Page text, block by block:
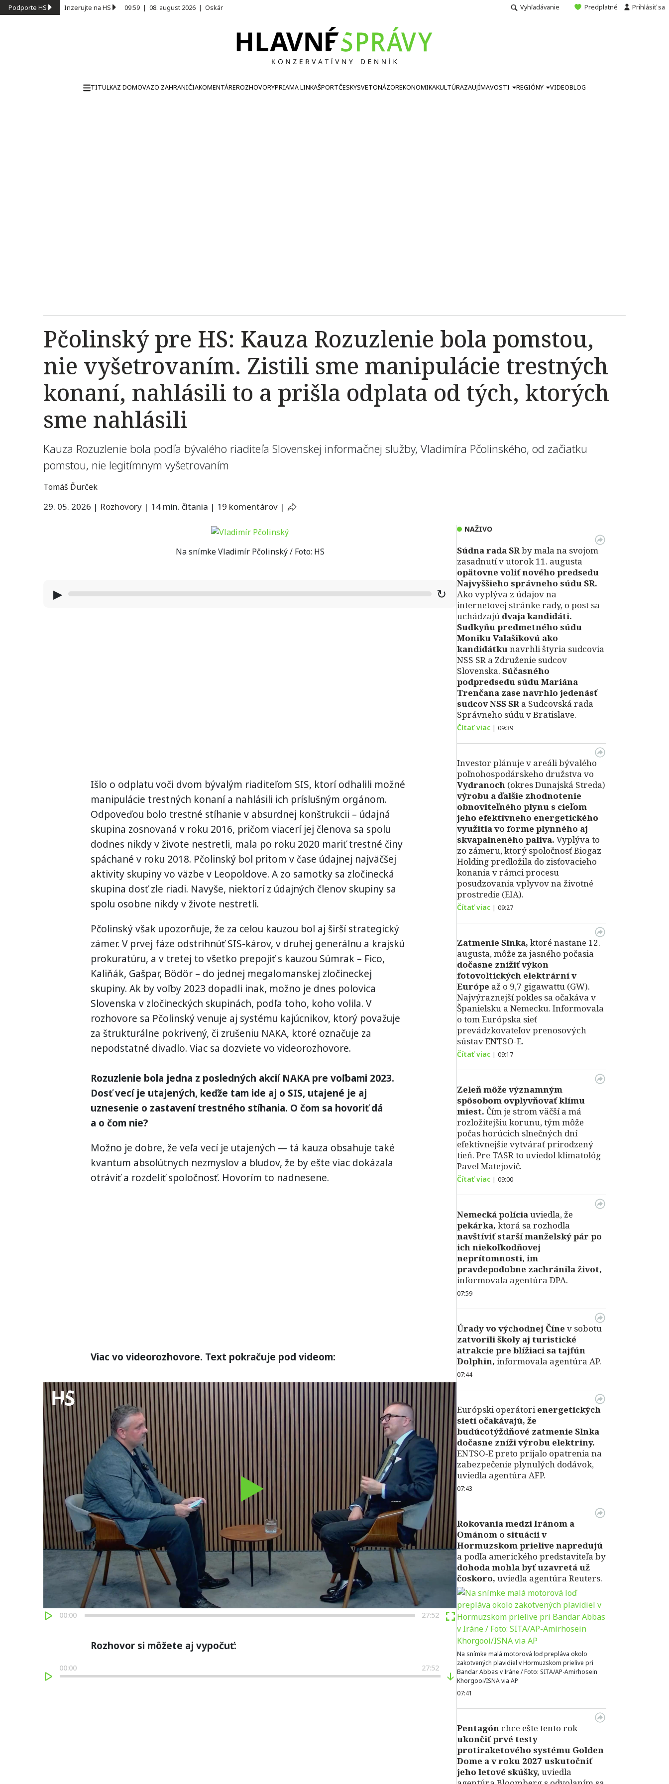
Podporte HS Inzerujte na HS 09:59 | 08. august 2026 | Oskár Vyhľadávanie Predplatné Prihlásiť sa
TITULKAZ DOMOVAZO ZAHRANIČIAKOMENTÁREROZHOVORYPRIAMA LINKAŠPORTČESKYSVETONÁZOREKONOMIKAKULTÚRAZAUJÍMAVOSTI REGIÓNY VIDEOBLOG
Pčolinský pre HS: Kauza Rozuzlenie bola pomstou,
nie vyšetrovaním. Zistili sme manipulácie trestných
konaní, nahlásili to a prišla odplata od tých, ktorých
sme nahlásili
Kauza Rozuzlenie bola podľa bývalého riaditeľa Slovenskej informačnej služby, Vladimíra Pčolinského, od začiatku
pomstou, nie legitímnym vyšetrovaním
Tomáš Ďurček
29. 05. 2026 | Rozhovory | 14 min. čítania | 19 komentárov |
Na snímke Vladimír Pčolinský / Foto: HS
▶ ↻
Išlo o odplatu voči dvom bývalým riaditeľom SIS, ktorí odhalili možné
manipulácie trestných konaní a nahlásili ich príslušným orgánom.
Odpoveďou bolo trestné stíhanie v absurdnej konštrukcii – údajná
skupina zosnovaná v roku 2016, pričom viacerí jej členova sa spolu
dodnes nikdy v živote nestretli, mala po roku 2020 mariť trestné činy
spáchané v roku 2018. Pčolinský bol pritom v čase údajnej najväčšej
aktivity skupiny vo väzbe v Leopoldove. A zo samotky sa zločinecká
skupina dosť zle riadi. Navyše, niektorí z údajných členov skupiny sa
spolu osobne nikdy v živote nestretli.
Pčolinský však upozorňuje, že za celou kauzou bol aj širší strategický
zámer. V prvej fáze odstrihnúť SIS-károv, v druhej generálnu a krajskú
prokuratúru, a v tretej to všetko prepojiť s kauzou Súmrak – Fico,
Kaliňák, Gašpar, Bödör – do jednej megalomanskej zločineckej
skupiny. Ak by voľby 2023 dopadli inak, možno je dnes polovica
Slovenska v zločineckých skupinách, podľa toho, koho volila. V
rozhovore sa Pčolinský venuje aj systému kajúcnikov, ktorý považuje
za štrukturálne pokrivený, či zrušeniu NAKA, ktoré označuje za
nepodstatné divadlo. Viac sa dozviete vo videorozhovore.
Rozuzlenie bola jedna z posledných akcií NAKA pre voľbami 2023.
Dosť vecí je utajených, keďže tam ide aj o SIS, utajené je aj
uznesenie o zastavení trestného stíhania. O čom sa hovoriť dá
a o čom nie?
Možno je dobre, že veľa vecí je utajených — tá kauza obsahuje také
kvantum absolútnych nezmyslov a bludov, že by ešte viac dokázala
otráviť a rozdeliť spoločnosť. Hovorím to nadnesene.
Viac vo videorozhovore. Text pokračuje pod videom:
Play
00:00 27:52
Rozhovor si môžete aj vypočuť:
00:00 27:52
NAŽIVO
Súdna rada SRby mala na svojom
zasadnutí v utorok 11. augusta
opätovne voliť nového predsedu
Najvyššieho správneho súdu SR.
Ako vyplýva z údajov na
internetovej stránke rady, o post sa
uchádzajú dvaja kandidáti.
Sudkyňu predmetného súdu
Moniku Valašikovú ako
kandidátkunavrhli štyria sudcovia
NSS SR a Združenie sudcov
Slovenska. Súčasného
podpredsedu súdu Mariána
Trenčana zase navrhlo jedenásť
sudcov NSS SR a Sudcovská rada
Správneho súdu v Bratislave.
Čítať viac | 09:39
Investor plánuje v areáli bývalého
poľnohospodárskeho družstva vo
Vydranoch (okres Dunajská Streda)
výrobu a ďalšie zhodnotenie
obnoviteľného plynu s cieľom
jeho efektívneho energetického
využitia vo forme plynného aj
skvapalneného paliva. Vyplýva to
zo zámeru, ktorý spoločnosť Biogaz
Holding predložila do zisťovacieho
konania v rámci procesu
posudzovania vplyvov na životné
prostredie (EIA).
Čítať viac | 09:27
Zatmenie Slnka, ktoré nastane 12.
augusta, môže za jasného počasia
dočasne znížiť výkon
fotovoltických elektrární v
Európe až o 9,7 gigawattu (GW).
Najvýraznejší pokles sa očakáva v
Španielsku a Nemecku. Informovala
o tom Európska sieť
prevádzkovateľov prenosových
sústav ENTSO-E.
Čítať viac | 09:17
Zeleň môže významným
spôsobom ovplyvňovať klímu
miest. Čím je strom väčší a má
rozložitejšiu korunu, tým môže
počas horúcich slnečných dní
efektívnejšie vytvárať prirodzený
tieň. Pre TASR to uviedol klimatológ
Pavel Matejovič.
Čítať viac | 09:00
Nemecká políciauviedla, že
pekárka, ktorá sa rozhodla
navštíviť starší manželský pár po
ich niekoľkodňovej
neprítomnosti, im
pravdepodobne zachránila život,
informovala agentúra DPA.
07:59
Úrady vo východnej Číne v sobotu
zatvorili školy aj turistické
atrakcie pre blížiaci sa tajfún
Dolphin, informovala agentúra AP.
07:44
Európski operátorienergetických
sietí očakávajú, že
budúcotýždňové zatmenie Slnka
dočasne zníži výrobu elektriny.
ENTSO‑E preto prijalo opatrenia na
zabezpečenie plynulých dodávok,
uviedla agentúra AFP.
07:43
Rokovania medzi Iránom a
Ománom o situácii v
Hormuzskom prielive napredujú
a podľa amerického predstaviteľa by
dohoda mohla byť uzavretá už
čoskoro, uviedla agentúra Reuters.
Na snímke malá motorová loď prepláva okolo
zakotvených plavidiel v Hormuzskom prielive pri
Bandar Abbas v Iráne / Foto: SITA/AP-Amirhosein
Khorgooi/ISNA via AP
07:41
Pentagón chce ešte tento rok
ukončiť prvé testy
protiraketového systému Golden
Dome a v roku 2027 uskutočniť
jeho letové skúšky, uviedla